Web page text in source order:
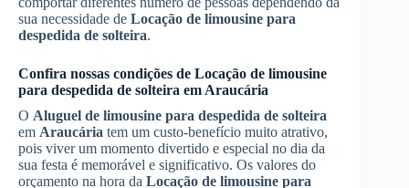
sua necessidade de Locação de limousine para
despedida de solteira.
Confira nossas condições de Locação de limousine
para despedida de solteira em Araucária
O Aluguel de limousine para despedida de solteira
em Araucária tem um custo-benefício muito atrativo,
pois viver um momento divertido e especial no dia da
sua festa é memorável e significativo. Os valores do
orçamento na hora da Locação de limousine para